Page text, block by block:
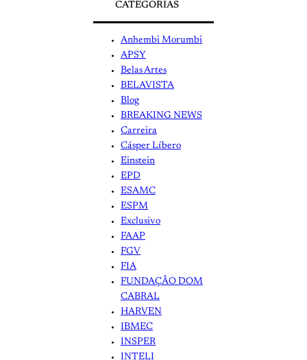
CATEGORIAS
Anhembi Morumbi
APSY
Belas Artes
BELAVISTA
Blog
BREAKING NEWS
Carreira
Cásper Líbero
Einstein
EPD
ESAMC
ESPM
Exclusivo
FAAP
FGV
FIA
FUNDAÇÃO DOM
CABRAL
HARVEN
IBMEC
INSPER
INTELI